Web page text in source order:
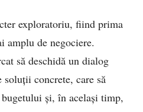
exploratoriu, fiind prima
amplu de negociere.
să deschidă un dialog
concrete, care să
bugetului și, în același timp,